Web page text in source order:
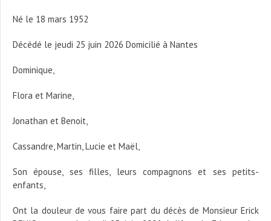
Né le 18 mars 1952
Décédé le jeudi 25 juin 2026 Domicilié à Nantes
Dominique,
Flora et Marine,
Jonathan et Benoit,
Cassandre, Martin, Lucie et Maël,
Son épouse, ses filles, leurs compagnons et ses petits-
enfants,
Ont la douleur de vous faire part du décès de Monsieur Erick